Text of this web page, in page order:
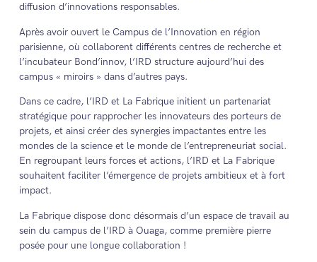
diffusion d’innovations responsables.
Après avoir ouvert le Campus de l’Innovation en région
parisienne, où collaborent différents centres de recherche et
l’incubateur Bond’innov, l’IRD structure aujourd’hui des
campus « miroirs » dans d’autres pays.
Dans ce cadre, l’IRD et La Fabrique initient un partenariat
stratégique pour rapprocher les innovateurs des porteurs de
projets, et ainsi créer des synergies impactantes entre les
mondes de la science et le monde de l’entrepreneuriat social.
En regroupant leurs forces et actions, l’IRD et La Fabrique
souhaitent faciliter l’émergence de projets ambitieux et à fort
impact.
La Fabrique dispose donc désormais d’un espace de travail au
sein du campus de l’IRD à Ouaga, comme première pierre
posée pour une longue collaboration !